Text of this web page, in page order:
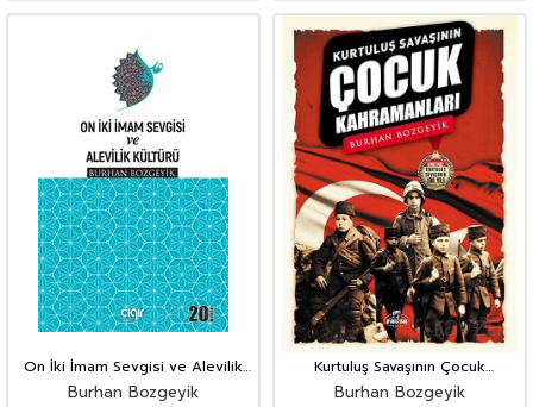
On İki İmam Sevgisi ve Alevilik
Kültürü
Burhan Bozgeyik
Kurtuluş Savaşının Çocuk
Kahramanları
Burhan Bozgeyik